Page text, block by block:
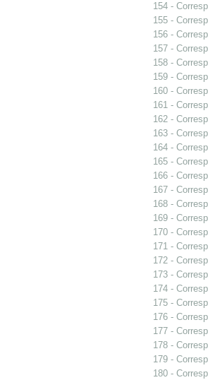
154 -
155 -
156 -
157 -
158 -
159 -
160 -
161 -
162 -
163 -
164 -
165 -
166 -
167 -
168 -
169 -
170 -
171 -
172 -
173 -
174 -
175 -
176 -
177 -
178 -
179 -
180 -